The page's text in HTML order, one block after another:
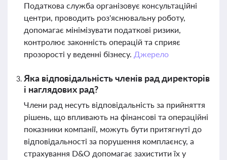
Податкова служба організовує консультаційні
центри, проводить роз'яснювальну роботу,
допомагає мінімізувати податкові ризики,
контролює законність операцій та сприяє
прозорості у веденні бізнесу. Джерело
Яка відповідальність членів рад директорів
і наглядових рад?
Члени рад несуть відповідальність за прийняття
рішень, що впливають на фінансові та операційні
показники компанії, можуть бути притягнуті до
відповідальності за порушення комплаєнсу, а
страхування D&O допомагає захистити їх у